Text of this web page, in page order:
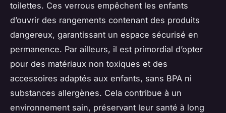
toilettes. Ces verrous empêchent les enfants
d’ouvrir des rangements contenant des produits
dangereux, garantissant un espace sécurisé en
permanence. Par ailleurs, il est primordial d’opter
pour des matériaux non toxiques et des
accessoires adaptés aux enfants, sans BPA ni
substances allergènes. Cela contribue à un
environnement sain, préservant leur santé à long